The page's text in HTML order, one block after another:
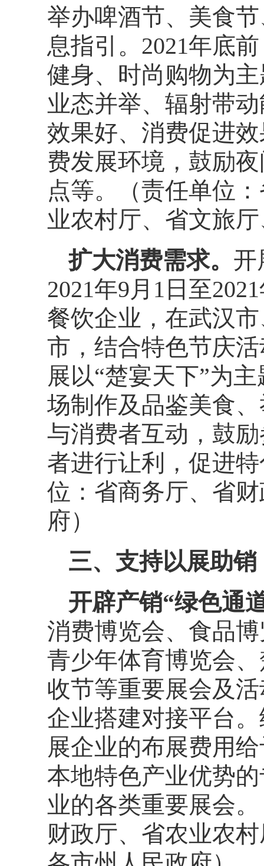
举办啤酒节、美食
息指引。2021年底
健身、时尚购物为
业态并举、辐射带
效果好、消费促进
费发展环境，鼓励
点等。（责任单位
业农村厅、省文旅
扩大消费需求。 开
2021年9月1日至
餐饮企业，在武汉
市，结合特色节庆
展以“楚宴天下”为
场制作及品鉴美食
与消费者互动，鼓
者进行让利，促进
位：省商务厅、省
府）
三、支持以展助销
开辟产销“绿色通
消费博览会、食品
青少年体育博览会
收节等重要展会及
企业搭建对接平台
展企业的布展费用
本地特色产业优势
业的各类重要展会
财政厅、省农业农